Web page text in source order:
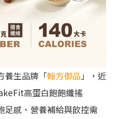
養生品牌「翰方御品 」，近
高蛋白飽飽纖搖
足感、營養補給與飲控需